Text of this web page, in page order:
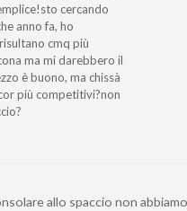
cercando
anno fa, ho
cmq più
ma mi darebbero il
è buono, ma chissà
più competitivi?non
allo spaccio non